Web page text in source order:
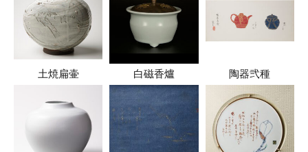
土焼扁壷 白磁香爐 陶器弐種